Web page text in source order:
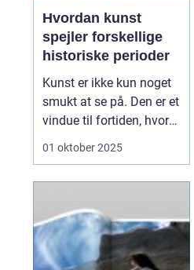
Hvordan kunst
spejler forskellige
historiske perioder
Kunst er ikke kun noget
smukt at se på. Den er et
vindue til fortiden, hvor
vi kan få indblik i,
moderne installationer
har kunst afspejlet de
værdier og u...
01 oktober 2025